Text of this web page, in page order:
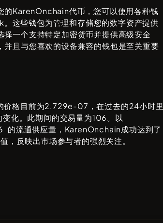
的KarenOnchain代币，您可以使用各种钱
。这些钱包为管理和存储您的数字资产提供
择一个支持特定加密货币并提供高级安全
并且与您喜欢的设备兼容的钱包是至关重要
价格目前为2.729e-07 ，在过去的24小时里
变化。此期间的交易量为106。以
的流通供应量， KarenOnchain成功达到了
，反映出市场参与者的强烈关注。